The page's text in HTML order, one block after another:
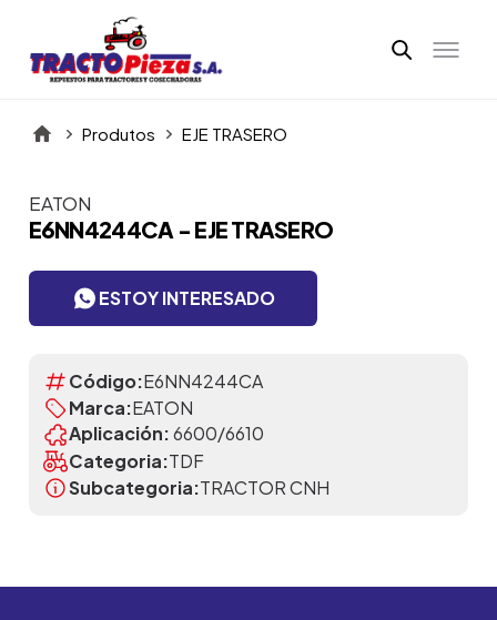
Produtos EJE TRASERO
Itens da Galeria
EATON
E6NN4244CA - EJE TRASERO
ESTOY INTERESADO
Código:E6NN4244CA
Marca:EATON
Aplicación: 6600/6610
Categoria:TDF
Subcategoria:TRACTOR CNH